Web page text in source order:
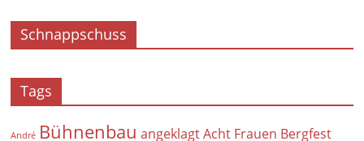
Schnappschuss
Tags
André Bühnenbau angeklagt Acht Frauen Bergfest